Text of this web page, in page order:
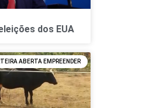
dos EUA
ABERTA EMPREENDER